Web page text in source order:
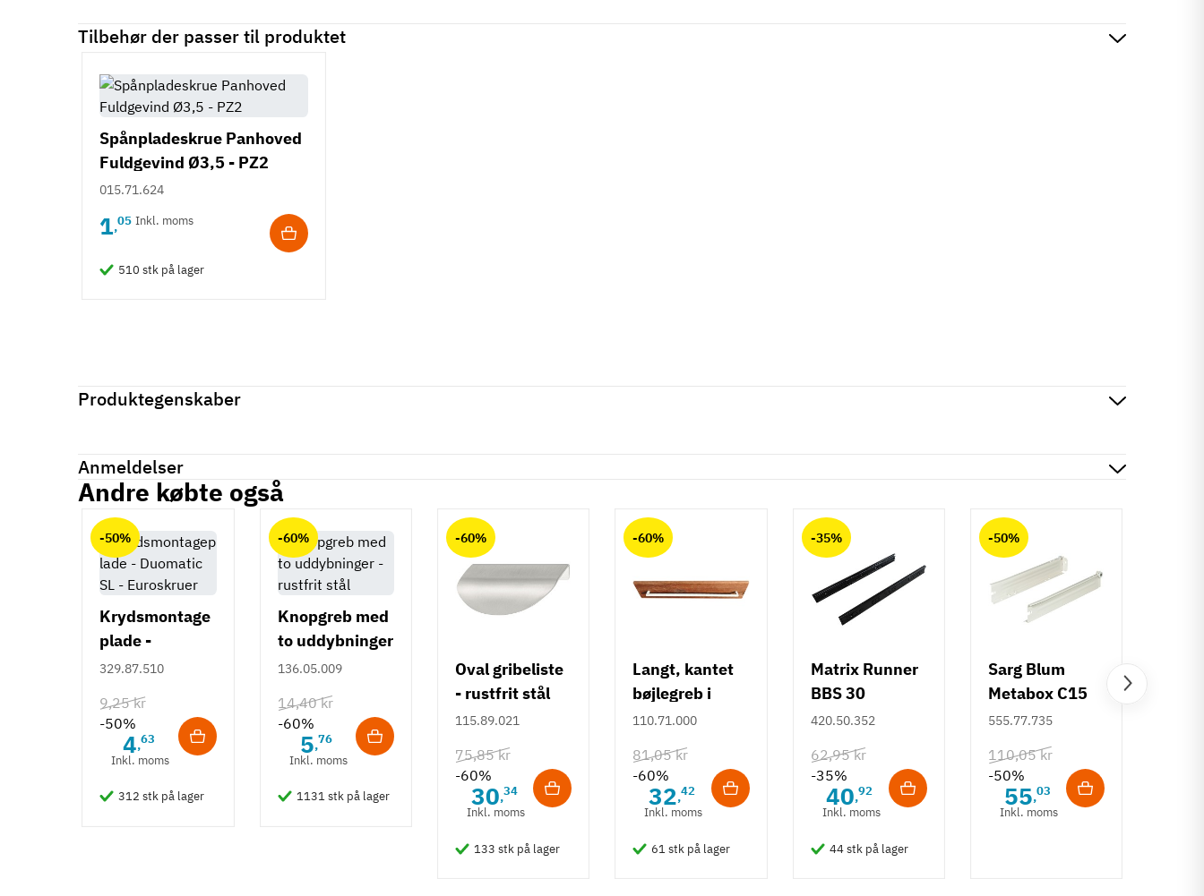
Tilbehør der passer til produktet
Spånpladeskrue Panhoved
Fuldgevind Ø3,5 - PZ2
015.71.624
1,05 Inkl. moms
510 stk på lager
Produktegenskaber
På lager 1 Enhed
Produktinformation
Materiale
Kunststof
Farve
Brun
Montering
Påskruning
Knopgreb
Klassisk
Tilstand Ny
Anmeldelser
chat Anmeldelser (0)
Der er ingen kundeanmeldelser endnu.
Andre købte også
-50%
Krydsmontage
plade -
Duomatic SL -
329.87.510
9,25 kr
-50%
4,63
Inkl. moms
312 stk på lager
-60%
Knopgreb med
to uddybninger
- rustfrit stål
136.05.009
14,40 kr
-60%
5,76
Inkl. moms
1131 stk på lager
-60%
Oval gribeliste
- rustfrit stål
115.89.021
75,85 kr
-60%
30,34
Inkl. moms
133 stk på lager
-60%
Langt, kantet
bøjlegreb i
rustfrit stål m/
- 490 mm
110.71.000
81,05 kr
-60%
32,42
Inkl. moms
61 stk på lager
-35%
Matrix Runner
BBS 30
kugleudtræk -
420.50.352
62,95 kr
-35%
40,92
Inkl. moms
44 stk på lager
-50%
Sarg Blum
Metabox C15
320 M - højde
555.77.735
110,05 kr
-50%
55,03
Inkl. moms